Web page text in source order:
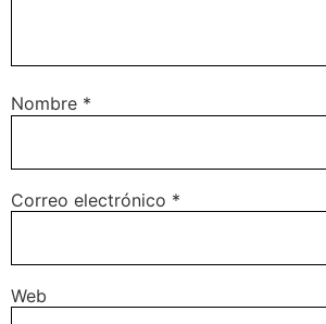
Nombre *
Correo electrónico *
Web